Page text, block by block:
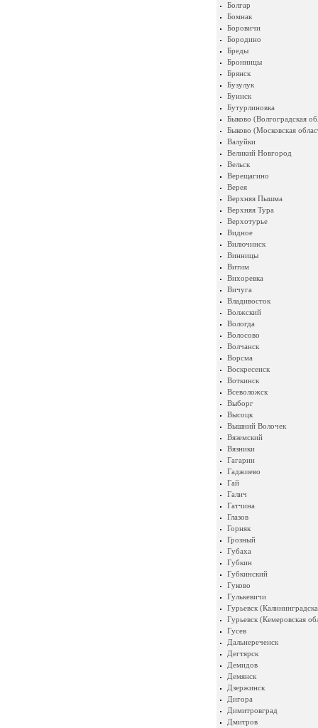
Болгар
Бомнак
Боровичи
Бородино
Бреды
Бронницы
Брянск
Бузулук
Буинск
Бутурлиновка
Быково (Волгоградская
Быково (Московская
Валуйки
Великий Новгород
Вельск
Верещагино
Верея
Верхняя Пышма
Верхняя Тура
Верхотурье
Видное
Вилючинск
Винницы
Витим
Вихоревка
Вичуга
Владивосток
Волжский
Вологда
Волосово
Волчанск
Ворсма
Воскресенск
Воткинск
Всеволожск
Выборг
Высоцк
Вышний Волочек
Вяземский
Вязники
Гагарин
Гаджиево
Гай
Галич
Гатчина
Глазов
Горняк
Грозный
Губаха
Губкин
Губкинский
Гуково
Гулькевичи
Гурьевск
Гурьевск (Кемеровская
Гусев
Дальнереченск
Дегтярск
Демидов
Демянск
Дзержинск
Дигора
Димитровград
Дмитров